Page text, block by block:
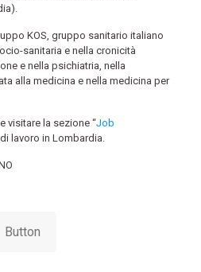
KOS, gruppo sanitario italiano
sanitaria e nella cronicità
e nella psichiatria, nella
alla medicina e nella medicina per
visitare la sezione “Job
lavoro in Lombardia.
Button